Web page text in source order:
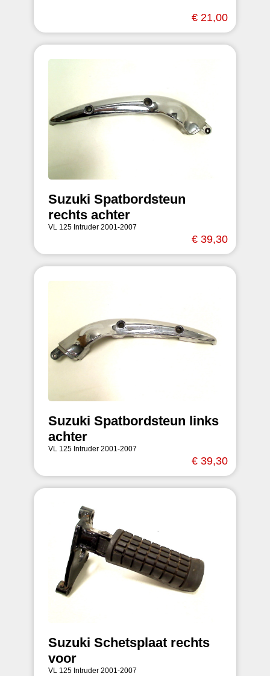
€ 21,00
Suzuki Spatbordsteun
rechts achter
VL 125 Intruder 2001-2007
€ 39,30
Suzuki Spatbordsteun links
achter
VL 125 Intruder 2001-2007
€ 39,30
Suzuki Schetsplaat rechts
voor
VL 125 Intruder 2001-2007